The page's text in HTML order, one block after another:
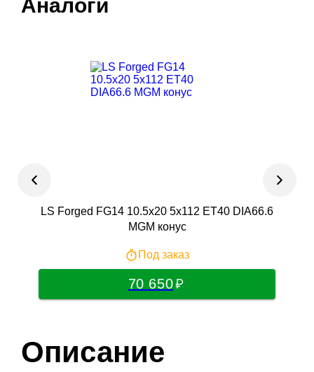
Аналоги
LS Forged FG14 10.5x20 5x112 ET40 DIA66.6
MGM конус
Под заказ
70 650
Описание